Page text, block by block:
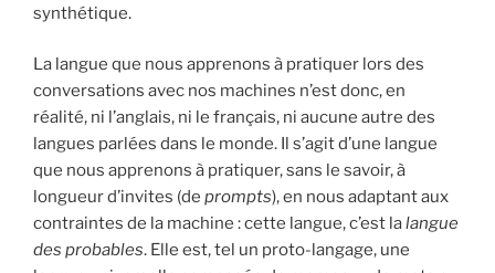
synthétique.
La langue que nous apprenons à pratiquer lors des
conversations avec nos machines n’est donc, en
réalité, ni l’anglais, ni le français, ni aucune autre des
langues parlées dans le monde. Il s’agit d’une langue
que nous apprenons à pratiquer, sans le savoir, à
longueur d’invites (de prompts), en nous adaptant aux
contraintes de la machine : cette langue, c’est lalangue
des probables. Elle est, tel un proto-langage, une